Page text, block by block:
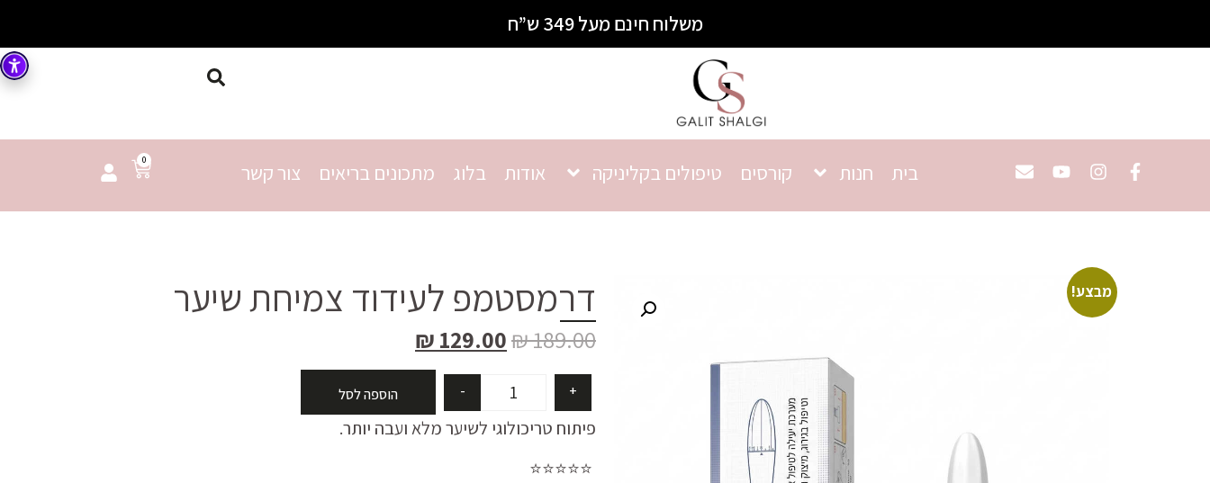
משלוח חינם מעל 349 ש”ח
בית חנות קורסים טיפולים בקליניקה אודות בלוג מתכונים בריאים צור קשר
0
דרמסטמפ לעידוד צמיחת שיער
189.00
₪
129.00
₪
- + הוספה לסל
פיתוח טריכולוגי לשיער מלא ועבה יותר.
⭐⭐⭐⭐⭐
מבצע!